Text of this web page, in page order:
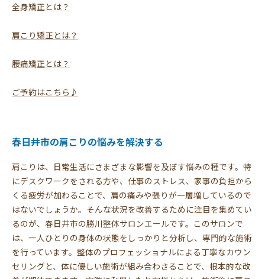
全身矯正とは？
肩こり矯正とは？
腰痛矯正とは？
ご予約はこちら♪
春日井市の肩こりの悩みを解決する
肩こりは、日常生活にさまざまな影響を及ぼす悩みの種です。特
にデスクワークをされる方や、仕事のストレス、家事の負担から
くる疲労が加わることで、肩の痛みや張りが一層増しているので
はないでしょうか。そんな状況を改善するために注目を集めてい
るのが、春日井市の勝川整体サロンエールです。このサロンで
は、一人ひとりの身体の状態をしっかりと分析し、専門的な施術
を行っています。整体のプロフェッショナルによる丁寧なカウン
セリングと、体に優しい施術が組み合わさることで、根本的な改